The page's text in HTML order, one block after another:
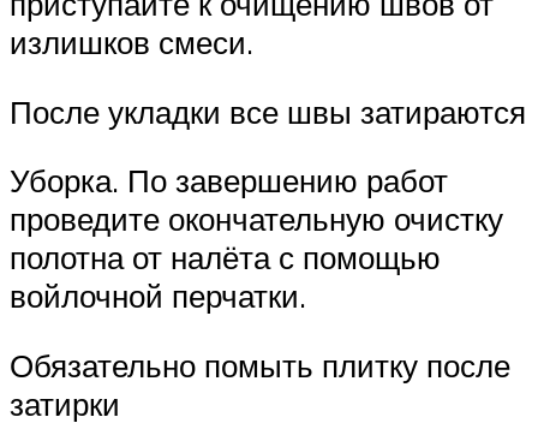
излишков смеси.
После укладки все швы затираются
Уборка. По завершению работ
проведите окончательную очистку
полотна от налёта с помощью
войлочной перчатки.
Обязательно помыть плитку после
затирки